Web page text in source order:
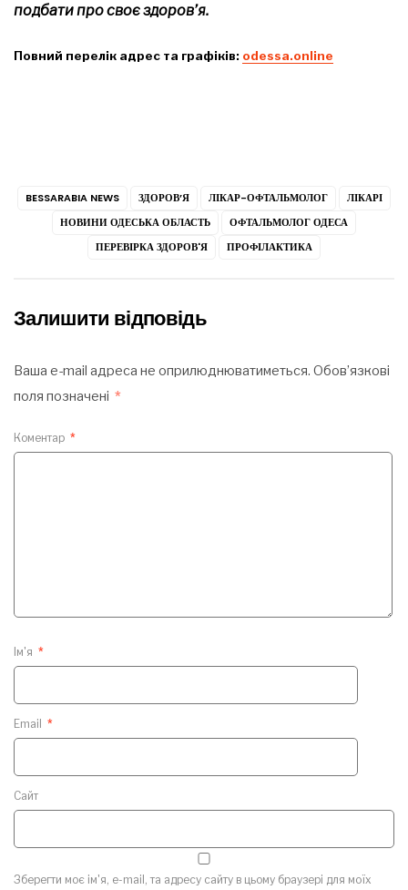
подбати про своє здоров’я.
Повний перелік адрес та графіків: odessa.online
BESSARABIA NEWS ЗДОРОВ’Я ЛІКАР-ОФТАЛЬМОЛОГ
ЛІКАРІ
НОВИНИ ОДЕСЬКА ОБЛАСТЬ
ОФТАЛЬМОЛОГ ОДЕСА
ПЕРЕВІРКА ЗДОРОВ'Я
ПРОФІЛАКТИКА
Залишити відповідь
Ваша e-mail адреса не оприлюднюватиметься. Обов’язкові
поля позначені *
Коментар *
Ім'я *
Email *
Сайт
Зберегти моє ім'я, e-mail, та адресу сайту в цьому браузері для моїх